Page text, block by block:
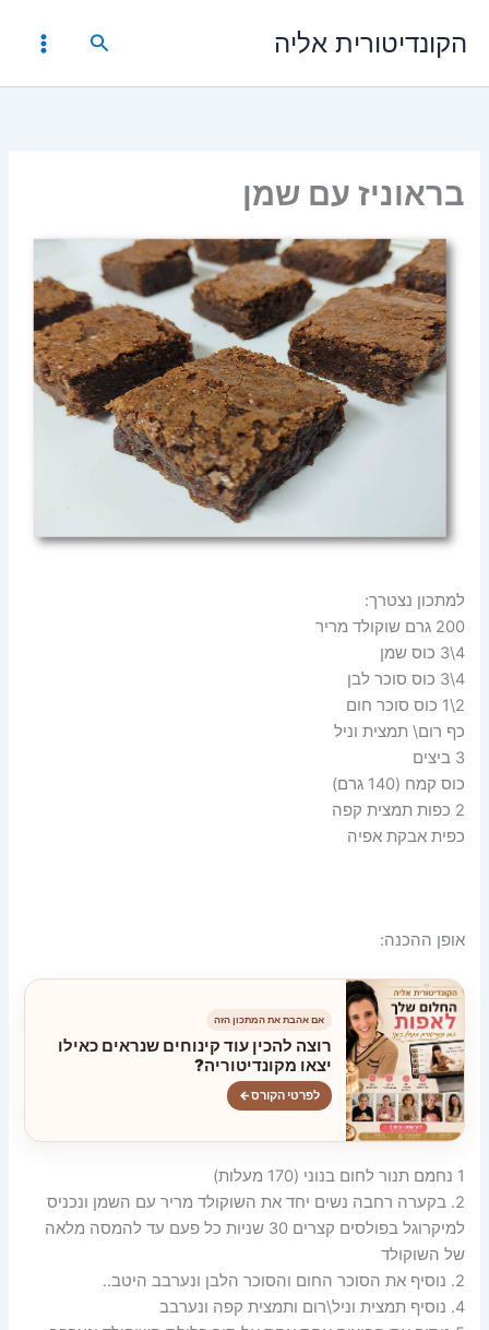
לתוכןהקונדיטורית אליה חיפוש
בראוניז עם שמן
למתכון נצטרך:
200 גרם שוקולד מריר
4\3 כוס שמן
4\3 כוס סוכר לבן
2\1 כוס סוכר חום
כף רום\ תמצית וניל
3 ביצים
כוס קמח (140 גרם)
2 כפות תמצית קפה
כפית אבקת אפיה
אופן ההכנה:
אם אהבת את המתכון הזה
רוצה להכין עוד קינוחים שנראים כאילו
יצאו מקונדיטוריה?
לפרטי הקורס←
1 נחמם תנור לחום בנוני (170 מעלות)
2. בקערה רחבה נשים יחד את השוקולד מריר עם השמן ונכניס
למיקרוגל בפולסים קצרים 30 שניות כל פעם עד להמסה מלאה
של השוקולד
2. נוסיף את הסוכר החום והסוכר הלבן ונערבב היטב..
4. נוסיף תמצית וניל\רום ותמצית קפה ונערבב